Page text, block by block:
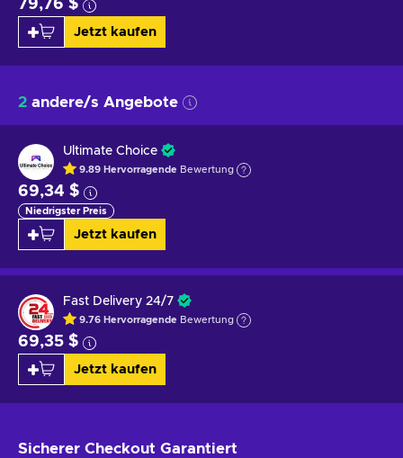
79,76 $
Jetzt kaufen
2 andere/s Angebote
Ultimate Choice
9.89 Hervorragende Bewertung
69,34 $
Niedrigster Preis
Jetzt kaufen
Fast Delivery 24/7
9.76 Hervorragende Bewertung
69,35 $
Jetzt kaufen
Sicherer Checkout Garantiert